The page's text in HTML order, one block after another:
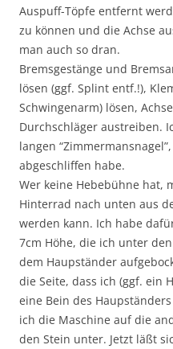
Auspuff-Töpfe entfernt
zu können und die Achse
man auch so dran.
Bremsgestänge und
lösen (ggf. Splint entf.!),
Schwingenarm) lösen,
Durchschläger austreiben.
langen
abgeschliffen habe.
Wer keine Hebebühne hat,
Hinterrad nach unten aus
werden kann. Ich habe
7cm Höhe, die ich unter
dem Haupständer
die Seite, dass ich (ggf. ein
eine Bein des
ich die Maschine auf die
den Stein unter. Jetzt läßt